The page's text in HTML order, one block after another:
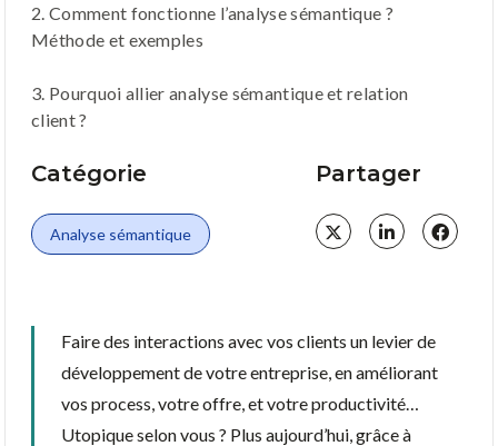
2. Comment fonctionne l’analyse sémantique ?
Méthode et exemples
3. Pourquoi allier analyse sémantique et relation
client ?
Catégorie
Analyse sémantique
Partager
Faire des interactions avec vos clients un levier de
développement de votre entreprise, en améliorant
vos process, votre offre, et votre productivité…
Utopique selon vous ? Plus aujourd’hui, grâce à